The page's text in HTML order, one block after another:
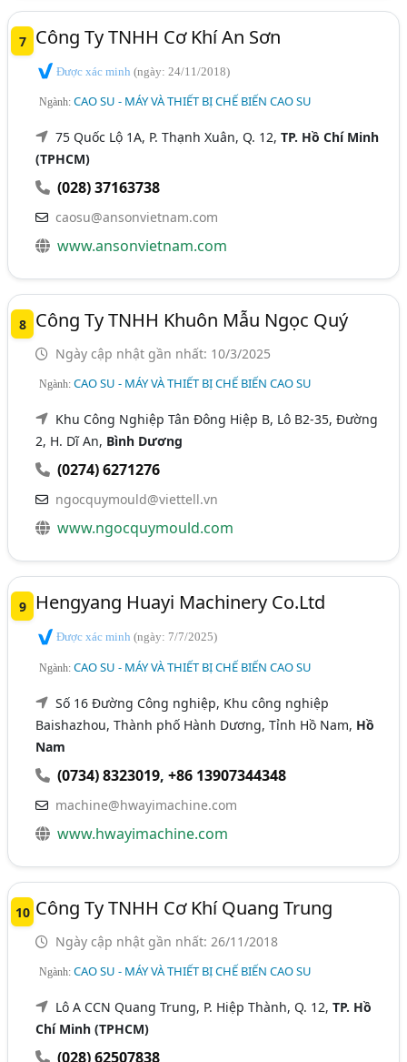
7 Công Ty TNHH Cơ Khí An Sơn
Được xác minh(ngày: 24/11/2018)
Ngành:CAO SU - MÁY VÀ THIẾT BỊ CHẾ BIẾN CAO SU
75 Quốc Lộ 1A, P. Thạnh Xuân, Q. 12,TP. Hồ Chí Minh
(TPHCM)
(028) 37163738
caosu@ansonvietnam.com
www.ansonvietnam.com
8 Công Ty TNHH Khuôn Mẫu Ngọc Quý
Ngày cập nhật gần nhất: 10/3/2025
Ngành:CAO SU - MÁY VÀ THIẾT BỊ CHẾ BIẾN CAO SU
Khu Công Nghiệp Tân Đông Hiệp B, Lô B2-35, Đường
2, H. Dĩ An, Bình Dương
(0274) 6271276
ngocquymould@viettell.vn
www.ngocquymould.com
9 Hengyang Huayi Machinery Co.Ltd
Được xác minh(ngày: 7/7/2025)
Ngành:CAO SU - MÁY VÀ THIẾT BỊ CHẾ BIẾN CAO SU
Số 16 Đường Công nghiệp, Khu công nghiệp
Baishazhou, Thành phố Hành Dương, Tỉnh Hồ Nam, Hồ
Nam
(0734) 8323019,+86 13907344348
machine@hwayimachine.com
www.hwayimachine.com
10 Công Ty TNHH Cơ Khí Quang Trung
Ngày cập nhật gần nhất: 26/11/2018
Ngành:CAO SU - MÁY VÀ THIẾT BỊ CHẾ BIẾN CAO SU
Lô A CCN Quang Trung, P. Hiệp Thành, Q. 12,TP. Hồ
Chí Minh (TPHCM)
(028) 62507838